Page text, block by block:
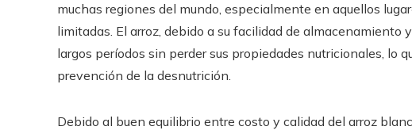
muchas regiones del mundo, especialmente en aquellos
limitadas. El arroz, debido a su facilidad de almacenamiento
largos períodos sin perder sus propiedades nutricionales, lo
prevención de la desnutrición.
Debido al buen equilibrio entre costo y calidad del arroz